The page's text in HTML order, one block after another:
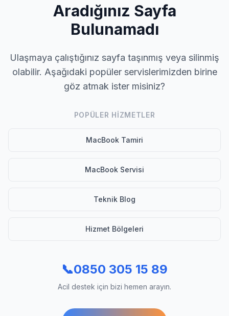
Aradığınız Sayfa
Bulunamadı
Ulaşmaya çalıştığınız sayfa taşınmış veya silinmiş
olabilir. Aşağıdaki popüler servislerimizden birine
göz atmak ister misiniz?
POPÜLER HIZMETLER
MacBook Tamiri
MacBook Servisi
Teknik Blog
Hizmet Bölgeleri
📞0850 305 15 89
Acil destek için bizi hemen arayın.